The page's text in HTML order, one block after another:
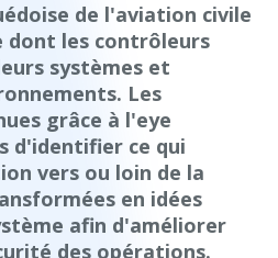
de l'aviation civile
dont les contrôleurs
systèmes et
Les
grâce à l'eye
d'identifier ce qui
vers ou loin de la
en idées
afin d'améliorer
des opérations.